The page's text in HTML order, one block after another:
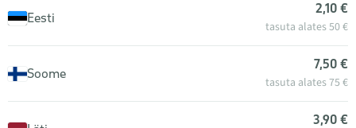
Eesti
2,10 €
tasuta alates 50 €
Soome
7,50 €
tasuta alates 75 €
3,90 €